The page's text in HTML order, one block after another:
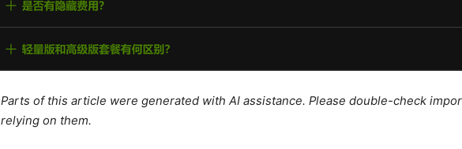
Parts of this article were generated with AI assistance. Please double-check
relying on them.